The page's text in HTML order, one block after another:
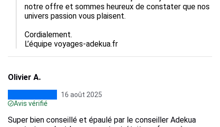
notre offre et sommes heureux de constater que nos
univers passion vous plaisent.
Cordialement.
L’équipe voyages-adekua.fr
Olivier A.
16 août 2025
Avis vérifié
Super bien conseillé et épaulé par le conseiller Adekua